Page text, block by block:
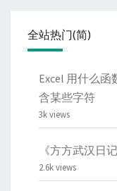
全站热门(简)
Excel 用什么
含某些字符
3k views
《方方武汉日
2.6k views